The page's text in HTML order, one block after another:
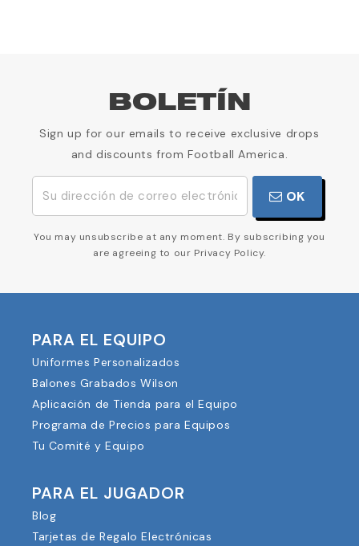
BOLETÍN
Sign up for our emails to receive exclusive drops
and discounts from Football America.
OK
You may unsubscribe at any moment. By subscribing you
are agreeing to our Privacy Policy.
PARA EL EQUIPO
Uniformes Personalizados
Balones Grabados Wilson
Aplicación de Tienda para el Equipo
Programa de Precios para Equipos
Tu Comité y Equipo
PARA EL JUGADOR
Blog
Tarjetas de Regalo Electrónicas